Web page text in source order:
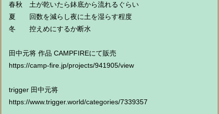
春秋 土が乾いたら鉢底から流れるぐらい
夏 回数を減らし夜に土を湿らす程度
冬 控えめにするか断水
田中元将 作品 CAMPFIREにて販売
https://camp-fire.jp/projects/941905/view
trigger 田中元将
https://www.trigger.world/categories/7339357